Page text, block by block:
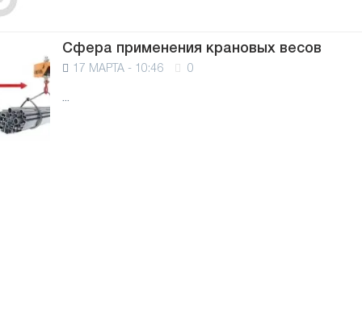
Сфера применения крановых весов
17 МАРТА - 10:46 0
...